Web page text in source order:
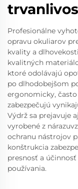
Profesionálne
opravu okuliarov
kvality a
kvalitných
ktoré odolávajú
po dlhodobejšom
ergonomicky,
zabezpečujú
Výdrž sa prejavuje
vyrobené z
ochranu nástrojov
konštrukcia
presnosť a
používania.